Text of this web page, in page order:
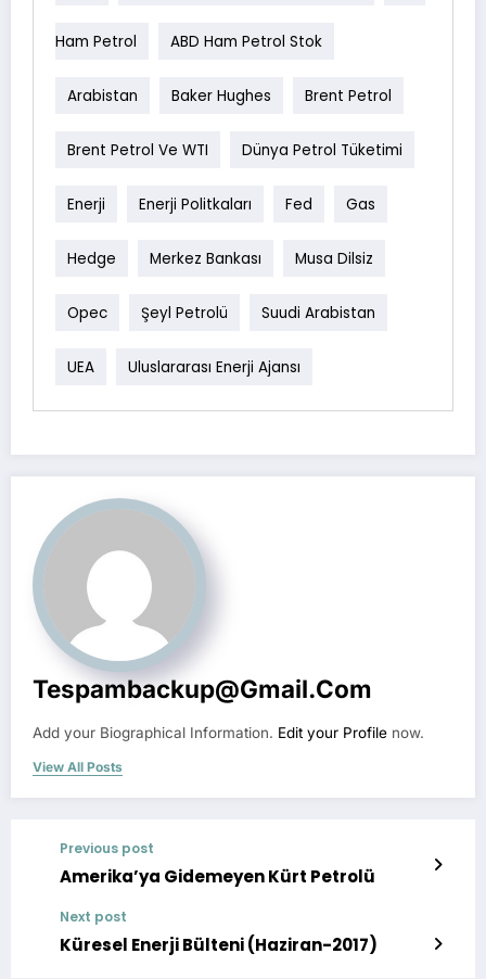
Ham Petrol ABD Ham Petrol Stok
Arabistan Baker Hughes Brent Petrol
Brent Petrol Ve WTI Dünya Petrol Tüketimi
Enerji Enerji Politkaları Fed Gas
Hedge Merkez Bankası Musa Dilsiz
Opec Şeyl Petrolü Suudi Arabistan
UEA Uluslararası Enerji Ajansı
Tespambackup@gmail.com
Add your Biographical Information. Edit your Profile now.
View All Posts
Previous post
Amerika’ya Gidemeyen Kürt Petrolü
Next post
Küresel Enerji Bülteni (Haziran-2017)